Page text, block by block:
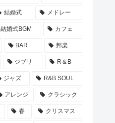
結婚式 メドレー
結婚式BGM カフェ
BAR 邦楽
ジブリ R＆B
ジャズ R&B SOUL
アレンジ クラシック
春 クリスマス